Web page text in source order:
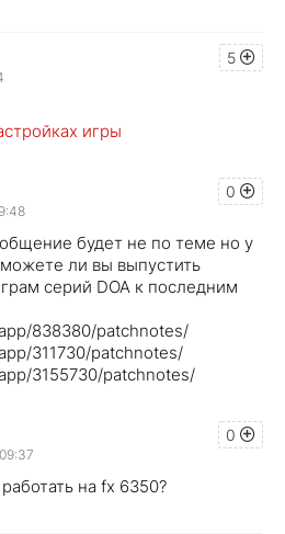
5
игры
0
будет не по теме но у
ли вы выпустить
серий DOA к последним
838380/patchnotes/
311730/patchnotes/
3155730/patchnotes/
0
на fx 6350?